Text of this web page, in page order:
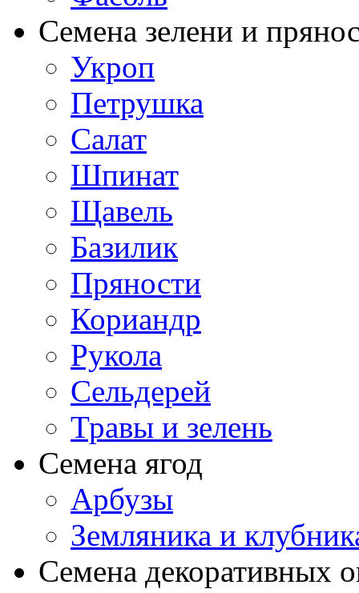
Семена зелени и
Укроп
Петрушка
Салат
Шпинат
Щавель
Базилик
Пряности
Кориандр
Рукола
Сельдерей
Травы и зелень
Семена ягод
Арбузы
Земляника и
Семена декоративных